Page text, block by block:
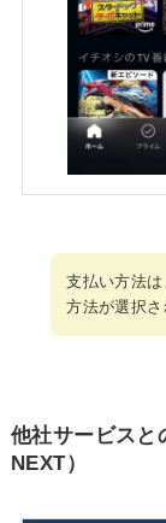
支払い方法
方法が選択さ
他社サービス
NEXT）